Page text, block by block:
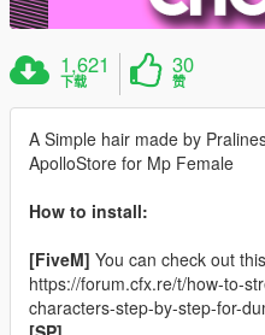
1,621
下载
30
赞
A Simple hair made by
ApolloStore for Mp Female
How to install:
[FiveM] You can check out
https://forum.cfx.re/t/how-to-
characters-step-by-step-for-